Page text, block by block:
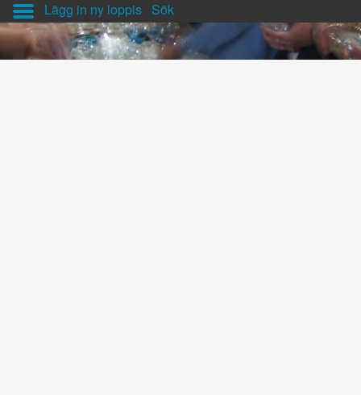
Lägg in ny loppis Sök